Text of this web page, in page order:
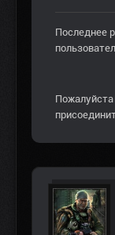
Последнее
Пожалуйста